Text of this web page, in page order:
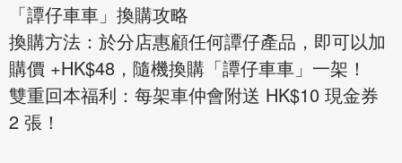
「譚仔車車」換購攻略
換購方法：於分店惠顧任何譚仔產品，即可以加
購價 +HK$48，隨機換購「譚仔車車」一架！
雙重回本福利：每架車仲會附送 HK$10 現金券
2 張！